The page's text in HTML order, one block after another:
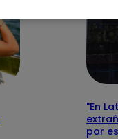
"En
por